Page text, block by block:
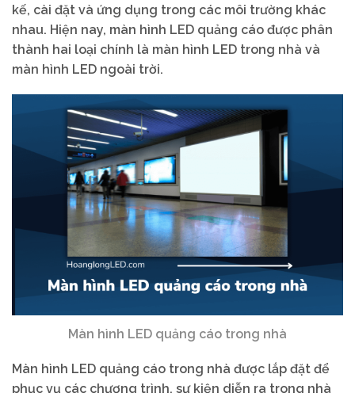
kế, cài đặt và ứng dụng trong các môi trường khác
nhau. Hiện nay, màn hình LED quảng cáo được phân
thành hai loại chính là màn hình LED trong nhà và
màn hình LED ngoài trời.
Màn hình LED quảng cáo trong nhà
Màn hình LED quảng cáo trong nhà được lắp đặt để
phục vụ các chương trình, sự kiện diễn ra trong nhà